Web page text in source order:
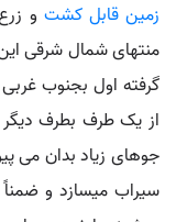
زمین قابل کشت و
منتهای شمال شرقی
گرفته اول بجنوب
از یک طرف بطرف
جوهای زیاد بدان می
سیراب میسازد و ضمناً